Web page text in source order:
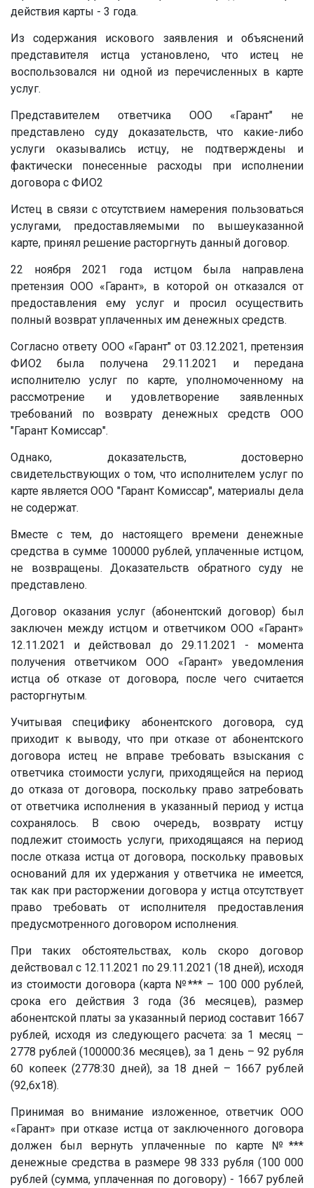
действия карты - 3 года.
Из содержания искового заявления и объяснений
представителя истца установлено, что истец не
воспользовался ни одной из перечисленных в карте
услуг.
Представителем ответчика ООО «Гарант" не
представлено суду доказательств, что какие-либо
услуги оказывались истцу, не подтверждены и
фактически понесенные расходы при исполнении
договора с ФИО2
Истец в связи с отсутствием намерения пользоваться
услугами, предоставляемыми по вышеуказанной
карте, принял решение расторгнуть данный договор.
22 ноября 2021 года истцом была направлена
претензия ООО «Гарант», в которой он отказался от
предоставления ему услуг и просил осуществить
полный возврат уплаченных им денежных средств.
Согласно ответу ООО «Гарант" от 03.12.2021, претензия
ФИО2 была получена 29.11.2021 и передана
исполнителю услуг по карте, уполномоченному на
рассмотрение и удовлетворение заявленных
требований по возврату денежных средств ООО
"Гарант Комиссар".
Однако, доказательств, достоверно
свидетельствующих о том, что исполнителем услуг по
карте является ООО "Гарант Комиссар", материалы дела
не содержат.
Вместе с тем, до настоящего времени денежные
средства в сумме 100000 рублей, уплаченные истцом,
не возвращены. Доказательств обратного суду не
представлено.
Договор оказания услуг (абонентский договор) был
заключен между истцом и ответчиком ООО «Гарант»
12.11.2021 и действовал до 29.11.2021 - момента
получения ответчиком ООО «Гарант» уведомления
истца об отказе от договора, после чего считается
расторгнутым.
Учитывая специфику абонентского договора, суд
приходит к выводу, что при отказе от абонентского
договора истец не вправе требовать взыскания с
ответчика стоимости услуги, приходящейся на период
до отказа от договора, поскольку право затребовать
от ответчика исполнения в указанный период у истца
сохранялось. В свою очередь, возврату истцу
подлежит стоимость услуги, приходящаяся на период
после отказа истца от договора, поскольку правовых
оснований для их удержания у ответчика не имеется,
так как при расторжении договора у истца отсутствует
право требовать от исполнителя предоставления
предусмотренного договором исполнения.
При таких обстоятельствах, коль скоро договор
действовал с 12.11.2021 по 29.11.2021 (18 дней), исходя
из стоимости договора (карта №*** – 100 000 рублей,
срока его действия 3 года (36 месяцев), размер
абонентской платы за указанный период составит 1667
рублей, исходя из следующего расчета: за 1 месяц –
2778 рублей (100000:36 месяцев), за 1 день – 92 рубля
60 копеек (2778:30 дней), за 18 дней – 1667 рублей
(92,6х18).
Принимая во внимание изложенное, ответчик ООО
«Гарант» при отказе истца от заключенного договора
должен был вернуть уплаченные по карте №***
денежные средства в размере 98 333 рубля (100 000
рублей (сумма, уплаченная по договору) - 1667 рублей